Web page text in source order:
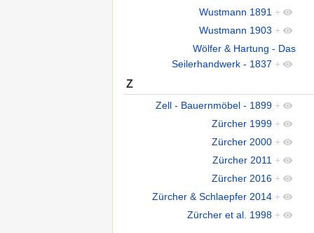
Wustmann 1891 +
Wustmann 1903 +
Wölfer & Hartung - Das
Seilerhandwerk - 1837 +
Z
Zell - Bauernmöbel - 1899 +
Zürcher 1999 +
Zürcher 2000 +
Zürcher 2011 +
Zürcher 2016 +
Zürcher & Schlaepfer 2014 +
Zürcher et al. 1998 +